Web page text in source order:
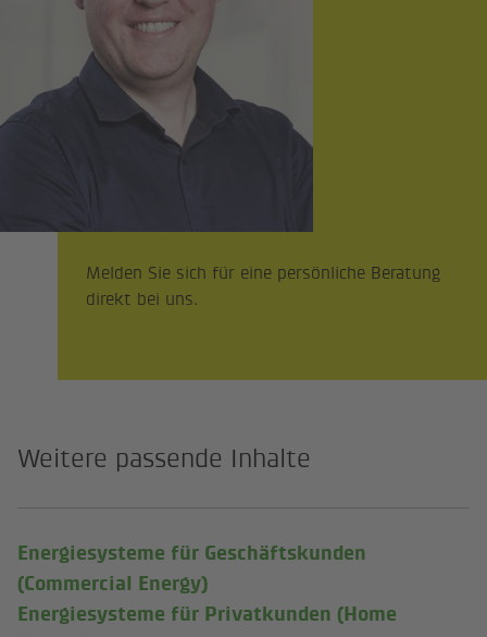
Melden Sie sich für eine persönliche Beratung
direkt bei uns.
Weitere passende Inhalte
Energiesysteme für Geschäftskunden
(Commercial Energy)(Externer Link)
Energiesysteme für Privatkunden (Home